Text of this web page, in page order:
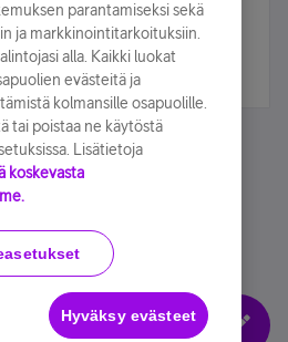
Accessibility statement
parantamiseksi sekä
ja markkinointitarkoituksiin.
alla. Kaikki luokat
evästeitä ja
kolmansille osapuolille.
tai poistaa ne käytöstä
Lisätietoja
koskevasta
Hyväksy evästeet